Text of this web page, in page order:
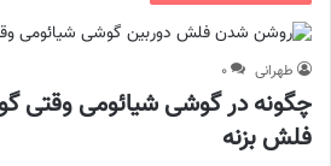
طهرانی ۰
چگونه در گوشی شیائومی وقتی
فلش بزنه